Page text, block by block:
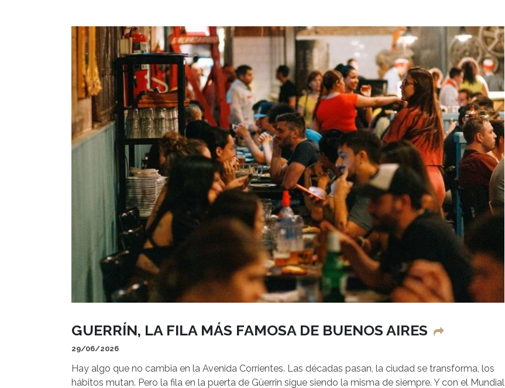
GUERRÍN, LA FILA MÁS FAMOSA DE BUENOS AIRES
29/06/2026
Hay algo que no cambia en la Avenida Corrientes. Las décadas pasan, la ciudad se transforma, los
hábitos mutan. Pero la fila en la puerta de Güerrin sigue siendo la misma de siempre. Y con el Mundial